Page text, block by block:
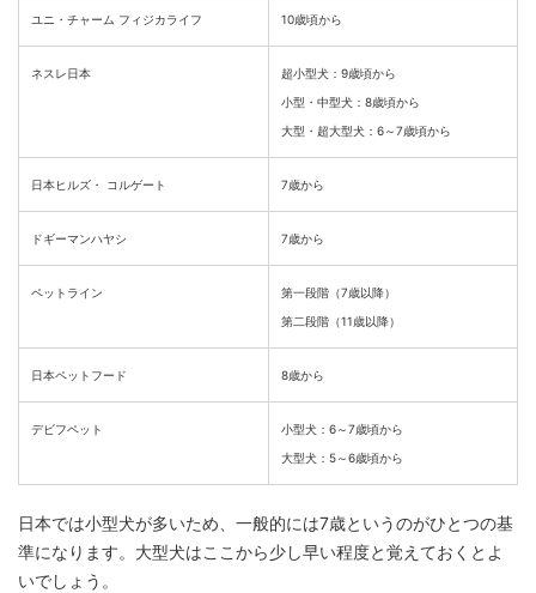
ユニ・チャーム フィジカライフ 10歳頃から
ネスレ日本
超小型犬：9歳頃から
小型・中型犬：8歳頃から
大型・超大型犬：6～7歳頃から
日本ヒルズ・ コルゲート 7歳から
ドギーマンハヤシ 7歳から
ペットライン
第一段階（7歳以降）
第二段階（11歳以降）
日本ペットフード 8歳から
デビフペット
小型犬：6～7歳頃から
大型犬：5～6歳頃から
日本では小型犬が多いため、一般的には7歳というのがひとつの基
準になります。大型犬はここから少し早い程度と覚えておくとよ
いでしょう。